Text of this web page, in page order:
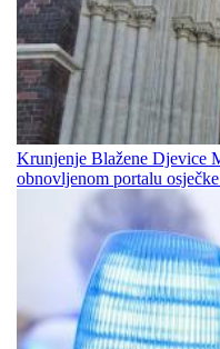
Krunjenje Blažene Djevice
obnovljenom portalu